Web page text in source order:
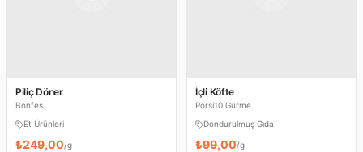
Piliç Döner
Bonfes
Et Ürünleri
₺249,00/g
İçli Köfte
Porsi10 Gurme
Dondurulmuş Gıda
₺99,00/g